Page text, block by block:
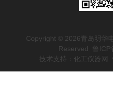
Copyright © 2026青岛明华
Reserved 鲁ICP
技术支持： 化工仪器网